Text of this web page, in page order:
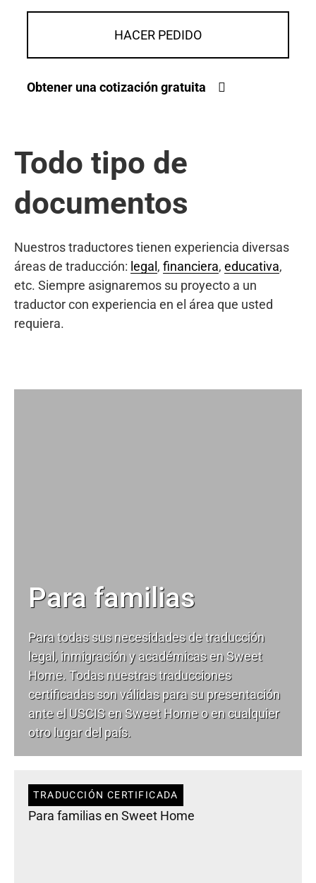
HACER PEDIDO
Obtener una cotización gratuita
Todo tipo de
documentos
Nuestros traductores tienen experiencia diversas
áreas de traducción: legal , financiera, educativa,
etc. Siempre asignaremos su proyecto a un
traductor con experiencia en el área que usted
requiera.
Para familias
Para todas sus necesidades detraducción
legal, inmigración y académicas en Sweet
Home. Todas nuestras traducciones
certificadas son válidas para su presentación
ante el USCIS en Sweet Home o en cualquier
otro lugar del país.
TRADUCCIÓN CERTIFICADA
Para familias en Sweet Home